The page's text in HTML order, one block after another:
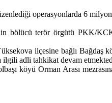
operasyonlarda 6
bölücü terör örgütü PKK/
ilçesine bağlı
adli tahkikat devam
köyü Orman Arası